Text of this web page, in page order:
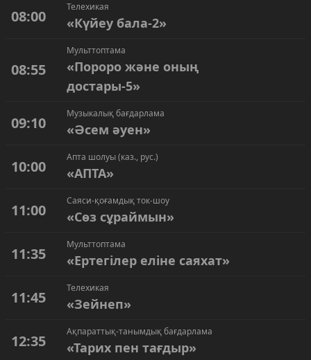
08:00
Телехикая
«Күйеу бала-2»
08:55
Мульттоптама
«Пороро және оның
достары-5»
09:10
Музыкалық бағдарлама
«Әсем әуен»
10:00
Апта шолуы (каз., рус.)
«АПТА»
11:00
Саяси-қоғамдық ток-шоу
«Сөз сұраймын»
11:35
Мульттоптама
«Ертегілер еліне саяхат»
11:45
Телехикая
«Зейнеп»
12:35
Ақпараттық-танымдық бағдарлама
«Тарих пен тағдыр»